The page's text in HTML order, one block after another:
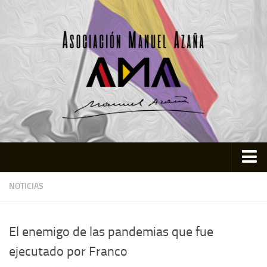
Inicio
Quienes somos
Actividades
NOTICIAS
El enemigo de las pandemias que fue
ejecutado por Franco